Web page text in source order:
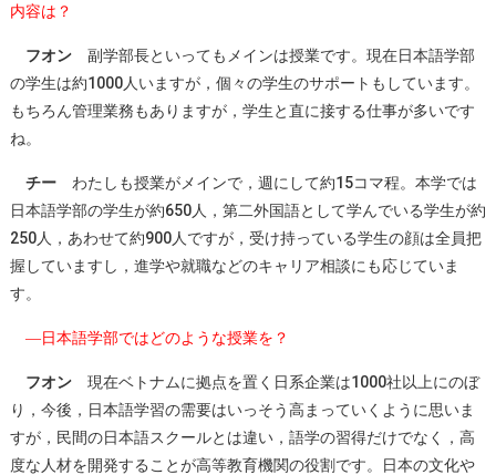
内容は？
フオン副学部長といってもメインは授業です。現在日本語学部
の学生は約1000人いますが，個々の学生のサポートもしています。
もちろん管理業務もありますが，学生と直に接する仕事が多いです
ね。
チーわたしも授業がメインで，週にして約15コマ程。本学では
日本語学部の学生が約650人，第二外国語として学んでいる学生が約
250人，あわせて約900人ですが，受け持っている学生の顔は全員把
握していますし，進学や就職などのキャリア相談にも応じていま
す。
―日本語学部ではどのような授業を？
フオン現在ベトナムに拠点を置く日系企業は1000社以上にのぼ
り，今後，日本語学習の需要はいっそう高まっていくように思いま
すが，民間の日本語スクールとは違い，語学の習得だけでなく，高
度な人材を開発することが高等教育機関の役割です。日本の文化や